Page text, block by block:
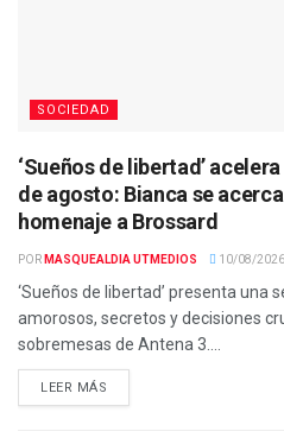
SOCIEDAD
‘Sueños de libertad’
de agosto: Bianca se
homenaje a Brossard
POR MASQUEALDIA UTMEDIOS 10/08/2026
‘Sueños de libertad’ presenta una
amorosos, secretos y decisiones
sobremesas de Antena 3....
LEER MÁS